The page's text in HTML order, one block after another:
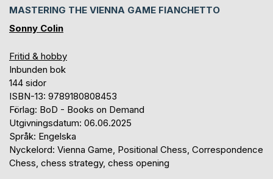
MASTERING THE VIENNA GAME FIANCHETTO
Sonny Colin
Fritid & hobby
Inbunden bok
144 sidor
ISBN-13: 9789180808453
Förlag: BoD - Books on Demand
Utgivningsdatum: 06.06.2025
Språk: Engelska
Nyckelord: Vienna Game, Positional Chess, Correspondence
Chess, chess strategy, chess opening